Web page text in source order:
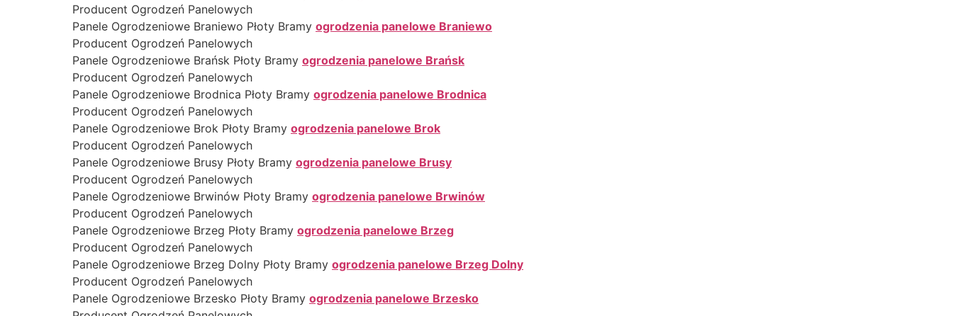
Producent Ogrodzeń Panelowych
Panele Ogrodzeniowe Braniewo Płoty Bramy ogrodzenia panelowe Braniewo
Producent Ogrodzeń Panelowych
Panele Ogrodzeniowe Brańsk Płoty Bramy ogrodzenia panelowe Brańsk
Producent Ogrodzeń Panelowych
Panele Ogrodzeniowe Brodnica Płoty Bramy ogrodzenia panelowe Brodnica
Producent Ogrodzeń Panelowych
Panele Ogrodzeniowe Brok Płoty Bramy ogrodzenia panelowe Brok
Producent Ogrodzeń Panelowych
Panele Ogrodzeniowe Brusy Płoty Bramy ogrodzenia panelowe Brusy
Producent Ogrodzeń Panelowych
Panele Ogrodzeniowe Brwinów Płoty Bramy ogrodzenia panelowe Brwinów
Producent Ogrodzeń Panelowych
Panele Ogrodzeniowe Brzeg Płoty Bramy ogrodzenia panelowe Brzeg
Producent Ogrodzeń Panelowych
Panele Ogrodzeniowe Brzeg Dolny Płoty Bramy ogrodzenia panelowe Brzeg Dolny
Producent Ogrodzeń Panelowych
Panele Ogrodzeniowe Brzesko Płoty Bramy ogrodzenia panelowe Brzesko